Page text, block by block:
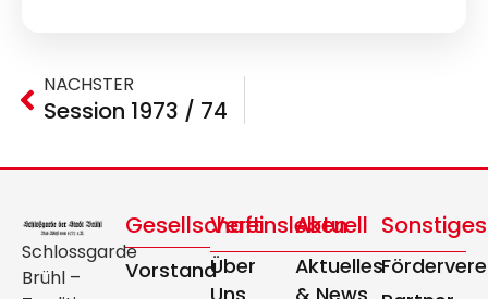
NÄCHSTER
Session 1973 / 74
Schlossgarde
Brühl –
Gesellschaft
Vorstand
Vereinsleben
Über
Aktuell
Aktuelles
Sonstiges